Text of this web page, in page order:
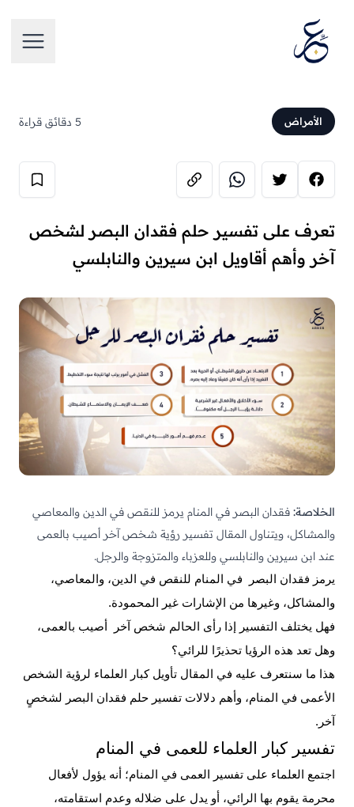
فتح
الأمراض 5 دقائق قراءة
تعرف على تفسير حلم فقدان البصر لشخص
آخر وأهم أقاويل ابن سيرين والنابلسي
الخلاصة: فقدان البصر في المنام يرمز للنقص في الدين والمعاصي
والمشاكل، ويتناول المقال تفسير رؤية شخص آخر أصيب بالعمى
عند ابن سيرين والنابلسي وللعزباء والمتزوجة والرجل.
يرمز فقدان البصر في المنام للنقص في الدين، والمعاصي،
والمشاكل، وغيرها من الإشارات غير المحمودة.
فهل يختلف التفسير إذا رأى الحالم شخص آخر أصيب بالعمى،
وهل تعد هذه الرؤيا تحذيرًا للرائي؟
هذا ما سنتعرف عليه في المقال تأويل كبار العلماء لرؤية الشخص
الأعمى في المنام، وأهم دلالات تفسير حلم فقدان البصر لشخصٍ
آخر.
تفسير كبار العلماء للعمى في المنام
اجتمع العلماء على تفسير العمى في المنام؛ أنه يؤول لأفعال
محرمة يقوم بها الرائي، أو يدل على ضلاله وعدم استقامته،